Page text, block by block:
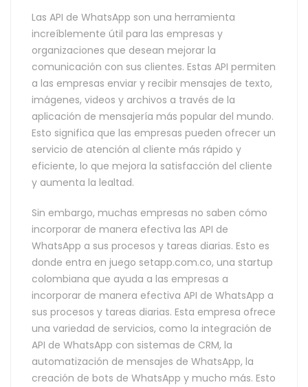
Las API de WhatsApp son una herramienta
increíblemente útil para las empresas y
organizaciones que desean mejorar la
comunicación con sus clientes. Estas API permiten
a las empresas enviar y recibir mensajes de texto,
imágenes, videos y archivos a través de la
aplicación de mensajería más popular del mundo.
Esto significa que las empresas pueden ofrecer un
servicio de atención al cliente más rápido y
eficiente, lo que mejora la satisfacción del cliente
y aumenta la lealtad.
Sin embargo, muchas empresas no saben cómo
incorporar de manera efectiva las API de
WhatsApp a sus procesos y tareas diarias. Esto es
donde entra en juego setapp.com.co, una startup
colombiana que ayuda a las empresas a
incorporar de manera efectiva API de WhatsApp a
sus procesos y tareas diarias. Esta empresa ofrece
una variedad de servicios, como la integración de
API de WhatsApp con sistemas de CRM, la
automatización de mensajes de WhatsApp, la
creación de bots de WhatsApp y mucho más. Esto